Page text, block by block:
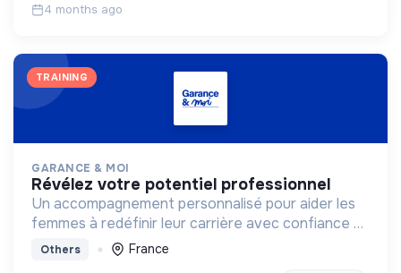
4 months ago
TRAINING
GARANCE & MOI
révélez votre potentiel professionnel
Un accompagnement personnalisé pour aider les
femmes à redéfinir leur carrière avec confiance et
clarté
Others France